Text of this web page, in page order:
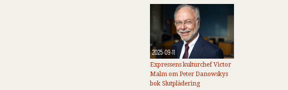
2025-09-11
Expressens kulturchef Victor
Malm om Peter Danowskys
bok Slutplädering